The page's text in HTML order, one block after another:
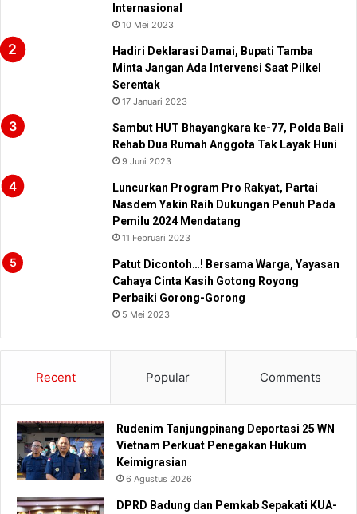
Internasional
10 Mei 2023
Hadiri Deklarasi Damai, Bupati Tamba
Minta Jangan Ada Intervensi Saat Pilkel
Serentak
17 Januari 2023
Sambut HUT Bhayangkara ke-77, Polda Bali
Rehab Dua Rumah Anggota Tak Layak Huni
9 Juni 2023
Luncurkan Program Pro Rakyat, Partai
Nasdem Yakin Raih Dukungan Penuh Pada
Pemilu 2024 Mendatang
11 Februari 2023
Patut Dicontoh…! Bersama Warga, Yayasan
Cahaya Cinta Kasih Gotong Royong
Perbaiki Gorong-Gorong
5 Mei 2023
Recent Popular Comments
Rudenim Tanjungpinang Deportasi 25 WN
Vietnam Perkuat Penegakan Hukum
Keimigrasian
6 Agustus 2026
DPRD Badung dan Pemkab Sepakati KUA-